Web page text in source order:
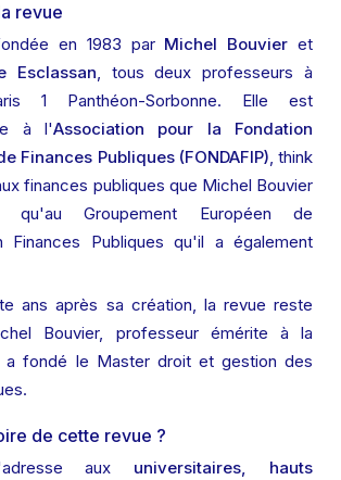
revue
en 1983 par Michel Bouvier
Esclassan, tous deux professeurs à
1 Panthéon-Sorbonne. Elle est
à l'Association pour la Fondation
Finances Publiques (FONDAFIP), think
finances publiques que Michel Bouvier
qu'au Groupement Européen de
Finances Publiques qu'il a également
ans après sa création, la revue reste
Bouvier, professeur émérite à la
a fondé le Master droit et gestion des
de cette revue ?
aux universitaires, hauts